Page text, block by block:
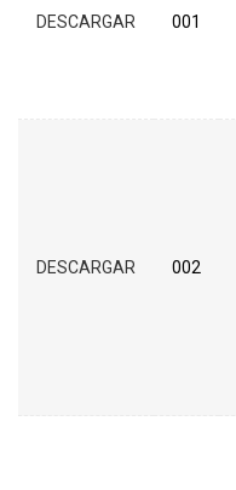
DESCARGAR 001
DESCARGAR 002